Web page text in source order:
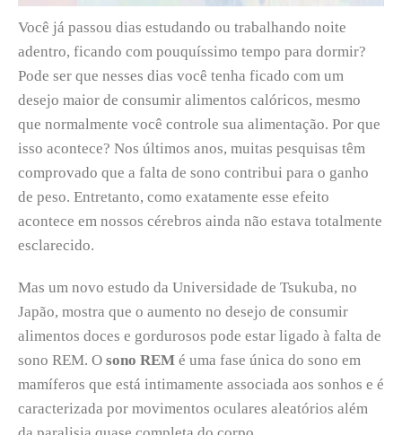
Você já passou dias estudando ou trabalhando noite
adentro, ficando com pouquíssimo tempo para dormir?
Pode ser que nesses dias você tenha ficado com um
desejo maior de consumir alimentos calóricos, mesmo
que normalmente você controle sua alimentação. Por que
isso acontece? Nos últimos anos, muitas pesquisas têm
comprovado que a falta de sono contribui para o ganho
de peso. Entretanto, como exatamente esse efeito
acontece em nossos cérebros ainda não estava totalmente
esclarecido.
Mas um novo estudo da Universidade de Tsukuba, no
Japão, mostra que o aumento no desejo de consumir
alimentos doces e gordurosos pode estar ligado à falta de
sono REM. O sono REM é uma fase única do sono em
mamíferos que está intimamente associada aos sonhos e é
caracterizada por movimentos oculares aleatórios além